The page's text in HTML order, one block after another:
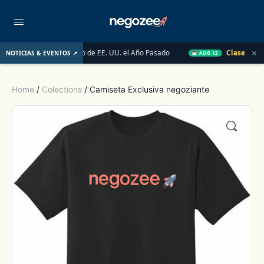
NOTICIAS & EVENTOS ↗
Inmobiliario de EE. UU. el Año Pasado AUG 12 Clase en ×
Home / Colections / Camiseta Exclusiva negoziante